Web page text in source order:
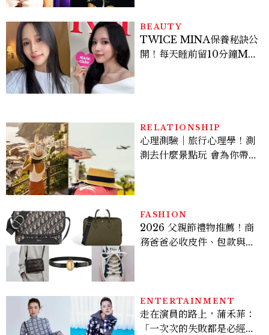
BEAUTY
TWICE MINA保養秘訣公
開！每天睡前留10分鐘ME
RELATIONSHIP
心理測驗｜旅行心理學！測
測去什麼景點玩 會為你帶來
FASHION
2026 父親節禮物推薦！商
務爸爸必收皮件、包款與鞋
ENTERTAINMENT
走在演員的路上，蒲禾菲：
「一次次的失敗都是必經過